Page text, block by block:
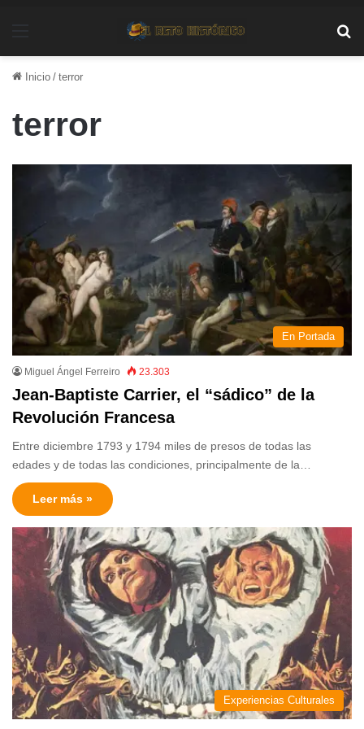
Inicio / terror
terror
En Portada
Miguel Ángel Ferreiro 23.303
Jean-Baptiste Carrier, el “sádico” de la
Revolución Francesa
Entre diciembre 1793 y 1794 miles de presos de todas las
edades y de todas las condiciones, principalmente de la…
Leer más »
Experiencias Culturales